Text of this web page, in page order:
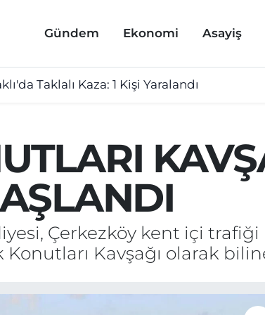
Gündem Ekonomi Asayiş
Taklalı Kaza: 1 Kişi Yaralandı
Çerkezköy kent içi
Kavşağı olarak